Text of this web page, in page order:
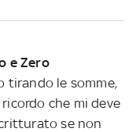
e Zero
tirando le somme,
che mi deve
se non